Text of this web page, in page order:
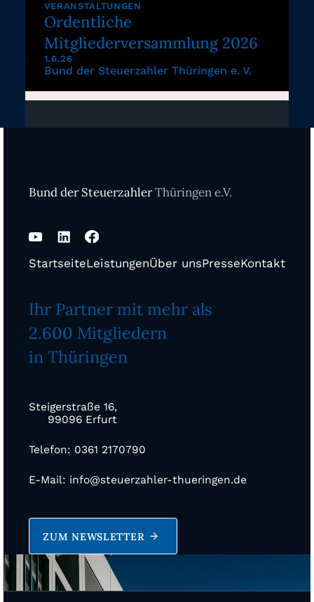
VERANSTALTUNGEN
Ordentliche
Mitgliederversammlung 2026
1.6.26
Bund der Steuerzahler Thüringen e. V.
Bund der SteuerzahlerThüringen e.V.
StartseiteLeistungenÜber unsPresseKontakt
Ihr Partner mit mehr als
2.600 Mitgliedern
in Thüringen
Steigerstraße 16,
99096 Erfurt
Telefon: 0361 2170790
E-Mail: info@steuerzahler-thueringen.de
ZUM NEWSLETTER